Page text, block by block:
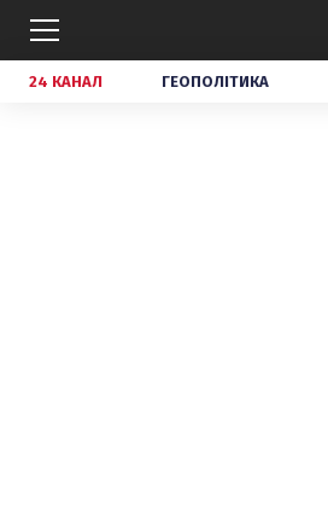
24 КАНАЛ ГЕОПОЛІТИКА